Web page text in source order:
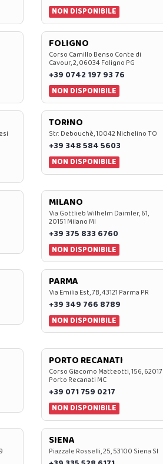
NON DISPONIBILE
FOLIGNO
Corso Camillo Benso Conte di
Cavour, 2, 06034 Foligno PG
+39 0742 197 93 76
NON DISPONIBILE
TORINO
Str. Debouchè, 10042 Nichelino TO
+39 348 584 5603
NON DISPONIBILE
MILANO
Via Gottlieb Wilhelm Daimler, 61,
20151 Milano MI
+39 375 833 6760
NON DISPONIBILE
PARMA
Via Emilia Est, 7B, 43121 Parma PR
+39 349 766 8789
NON DISPONIBILE
PORTO RECANATI
Corso Giacomo Matteotti, 156, 62017
Porto Recanati MC
+39 071 759 0217
NON DISPONIBILE
SIENA
Piazzale Rosselli, 25, 53100 Siena SI